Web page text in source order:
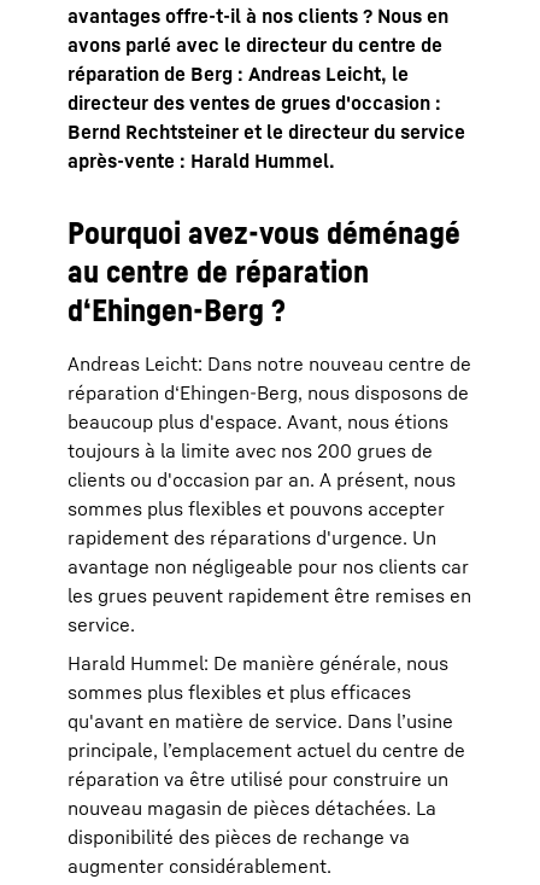
avantages offre-t-il à nos clients ? Nous en
avons parlé avec le directeur du centre de
réparation de Berg : Andreas Leicht, le
directeur des ventes de grues d'occasion :
Bernd Rechtsteiner et le directeur du service
après-vente : Harald Hummel.
Pourquoi avez-vous déménagé
au centre de réparation
d‘Ehingen-Berg ?
Andreas Leicht: Dans notre nouveau centre de
réparation d‘Ehingen-Berg, nous disposons de
beaucoup plus d'espace. Avant, nous étions
toujours à la limite avec nos 200 grues de
clients ou d'occasion par an. A présent, nous
sommes plus flexibles et pouvons accepter
rapidement des réparations d'urgence. Un
avantage non négligeable pour nos clients car
les grues peuvent rapidement être remises en
service.
Harald Hummel: De manière générale, nous
sommes plus flexibles et plus efficaces
qu'avant en matière de service. Dans l’usine
principale, l’emplacement actuel du centre de
réparation va être utilisé pour construire un
nouveau magasin de pièces détachées. La
disponibilité des pièces de rechange va
augmenter considérablement.